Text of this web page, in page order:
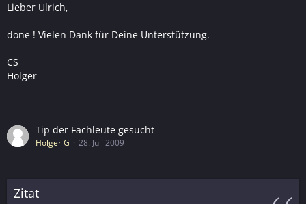
Lieber Ulrich,
done ! Vielen Dank für Deine Unterstützung.
CS
Holger
Tip der Fachleute gesucht
Holger G 28. Juli 2009
Zitat